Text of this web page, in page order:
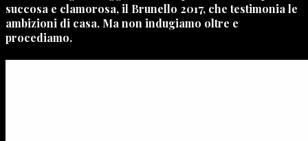
succosa e clamorosa, il Brunello 2017, che testimonia le
ambizioni di casa. Ma non indugiamo oltre e
procediamo.